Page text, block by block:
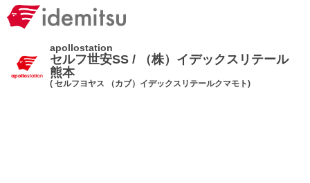
apollostation
セルフ世安SS / （株）イデックスリテール
熊本
( セルフヨヤス （カブ）イデックスリテールクマモト)